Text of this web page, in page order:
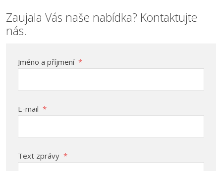
Zaujala Vás naše nabídka? Kontaktujte
nás.
Jméno a příjmení *
E-mail *
Text zprávy *